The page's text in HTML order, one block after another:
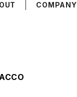
COMPANY